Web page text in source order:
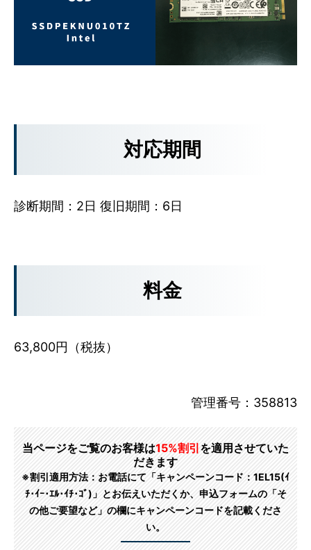
対応期間
診断期間：2日 復旧期間：6日
料金
63,800円（税抜）
管理番号：358813
当ページをご覧のお客様は15%割引 を適用させていた
だきます
※割引適用方法：お電話にて「キャンペーンコード：1EL15(ｲ
ﾁ･ｲｰ･ｴﾙ･ｲﾁ･ｺﾞ)」とお伝えいただくか、申込フォームの「そ
の他ご要望など」の欄にキャンペーンコードを記載くださ
い。